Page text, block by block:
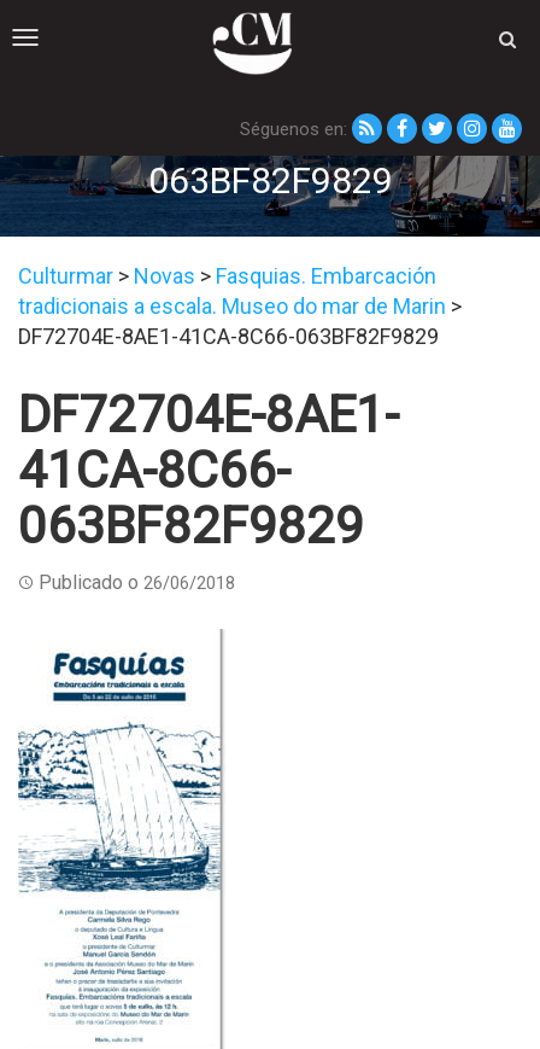
Toggle
Séguenos en:
DF72704E-8AE1-41CA-8C66-
063BF82F9829
Culturmar > Novas > Fasquias. Embarcación
tradicionais a escala. Museo do mar de Marin >
DF72704E-8AE1-41CA-8C66-063BF82F9829
DF72704E-8AE1-
41CA-8C66-
063BF82F9829
Publicado o 26/06/2018